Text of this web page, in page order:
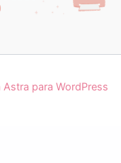
Astra para WordPress